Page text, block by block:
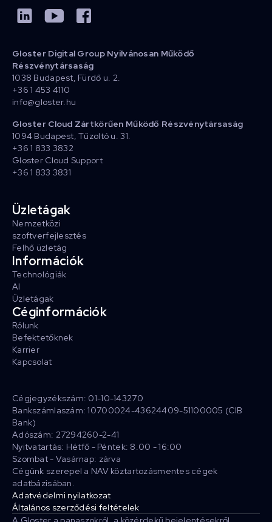
Gloster Digital Group Nyilvánosan Működő
Részvénytársaság
1038 Budapest, Fürdő u. 2.
+36 1 453 4110
info@gloster.hu
Gloster Cloud Zártkörűen Működő Részvénytársaság
1094 Budapest, Tűzoltó u. 31.
+36 1 833 3832
Gloster Cloud Support
+36 1 833 3831
Üzletágak
Nemzetközi
szoftverfejlesztés
Felhő üzletág
Információk
Technológiák
AI
Üzletágak
Céginformációk
Rólunk
Befektetőknek
Karrier
Kapcsolat
Cégjegyzékszám: 01-10-143270
Bankszámlaszám: 10700024-43624409-51100005 (CIB
Bank)
Adószám: 27294260-2-41
Nyitvatartás: Hétfő - Péntek: 8.00 - 16:00
Szombat - Vasárnap: zárva
Cégünk szerepel a NAV köztartozásmentes cégek
adatbázisában.
Adatvédelmi nyilatkozat
Általános szerződési feltételek